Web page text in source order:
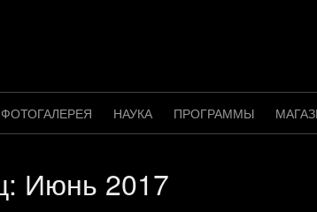
ФОТОГАЛЕРЕЯ НАУКА ПРОГРАММЫ
Июнь 2017